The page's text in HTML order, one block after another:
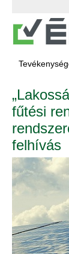
fűtési
felhívás